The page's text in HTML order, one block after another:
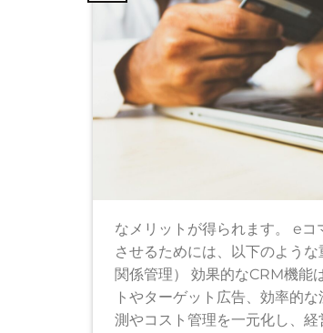
なメリットが得られます。 e
させるためには、以下のよう
関係管理） 効果的なCRM機能
トやターゲット広告、効率的
測やコスト管理を一元化し、